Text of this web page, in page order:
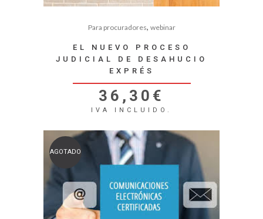
Para procuradores, webinar
EL NUEVO PROCESO
JUDICIAL DE DESAHUCIO
EXPRÉS
36,30 €
IVA INCLUIDO.
AGOTADO